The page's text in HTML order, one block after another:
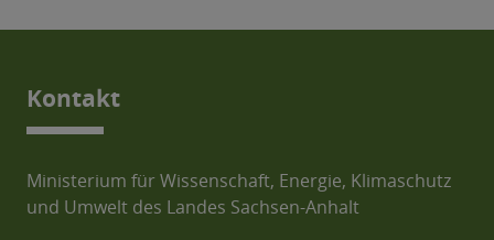
Kontakt
Ministerium für Wissenschaft, Energie, Klimaschutz
und Umwelt des Landes Sachsen-Anhalt